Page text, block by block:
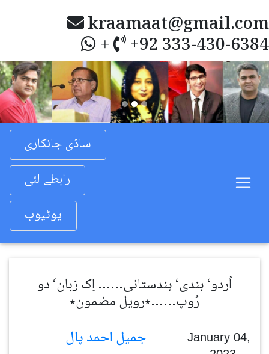
kraamaat@gmail.com
+ +92 333-430-6384
Previous
ساڈی جانکاری
رابطے لئی
یوٹیوب
اُردو‘ ہندی‘ ہندستانی…… اِک زبان‘ دو
رُوپ……٭رویل مضمون٭
January 04,